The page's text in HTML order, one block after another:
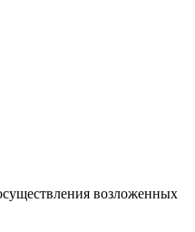
возложенных